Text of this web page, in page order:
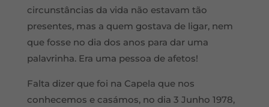
circunstâncias da vida não estavam tão
presentes, mas a quem gostava de ligar, nem
que fosse no dia dos anos para dar uma
palavrinha. Era uma pessoa de afetos!
Falta dizer que foi na Capela que nos
conhecemos e casámos, no dia 3 Junho 1978,